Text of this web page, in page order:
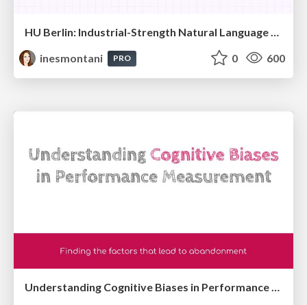
inesmontani
PRO 0 600
Understanding Cognitive Biases in Performance Measurement